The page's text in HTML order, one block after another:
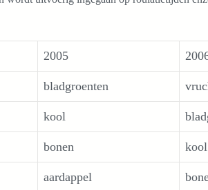
2005
bladgroenten
kool
bonen kool
aardappel